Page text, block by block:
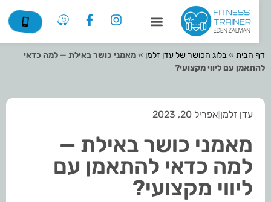
דף הבית»בלוג הכושר של עדן זלמן»מאמני כושר באילת — למה כדאי
להתאמן עם ליווי מקצועי?
עדן זלמן אפריל 20, 2023
מאמני כושר באילת —
למה כדאי להתאמן עם
ליווי מקצועי?